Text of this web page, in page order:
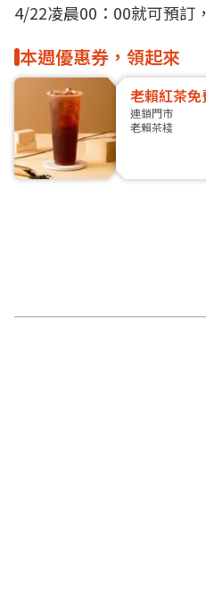
4/22凌晨00：00就可預訂
本週優惠券，領起來
老賴紅茶免
連鎖門市
老賴茶棧